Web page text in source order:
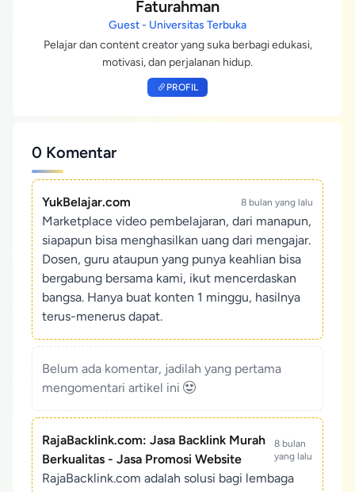
Faturahman
Guest - Universitas Terbuka
Pelajar dan content creator yang suka berbagi edukasi,
motivasi, dan perjalanan hidup.
PROFIL
0 Komentar
YukBelajar.com 8 bulan yang lalu
Marketplace video pembelajaran, dari manapun,
siapapun bisa menghasilkan uang dari mengajar.
Dosen, guru ataupun yang punya keahlian bisa
bergabung bersama kami, ikut mencerdaskan
bangsa. Hanya buat konten 1 minggu, hasilnya
terus-menerus dapat.
Belum ada komentar, jadilah yang pertama
mengomentari artikel ini
RajaBacklink.com: Jasa Backlink Murah
Berkualitas - Jasa Promosi Website
8 bulan
yang lalu
RajaBacklink.com adalah solusi bagi lembaga